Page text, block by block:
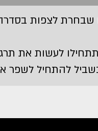
לצפות בסדרה
לעשות את
להתחיל לשפר